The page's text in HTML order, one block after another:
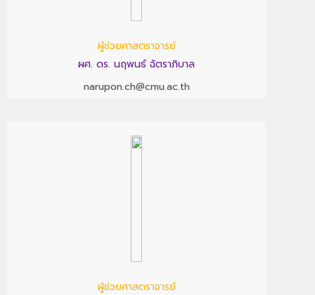
ผู้ช่วยศาสตราจารย์
ผศ. ดร. นฤพนธ์ ฉัตราภิบาล
narupon.ch@cmu.ac.th
ผู้ช่วยศาสตราจารย์